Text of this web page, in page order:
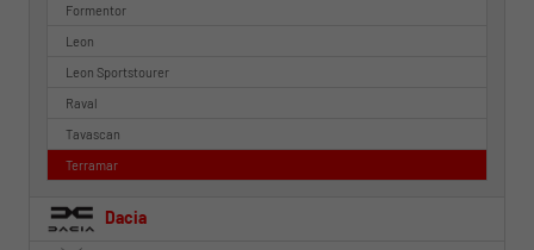
Formentor
Leon
Leon Sportstourer
Raval
Tavascan
Terramar
Dacia